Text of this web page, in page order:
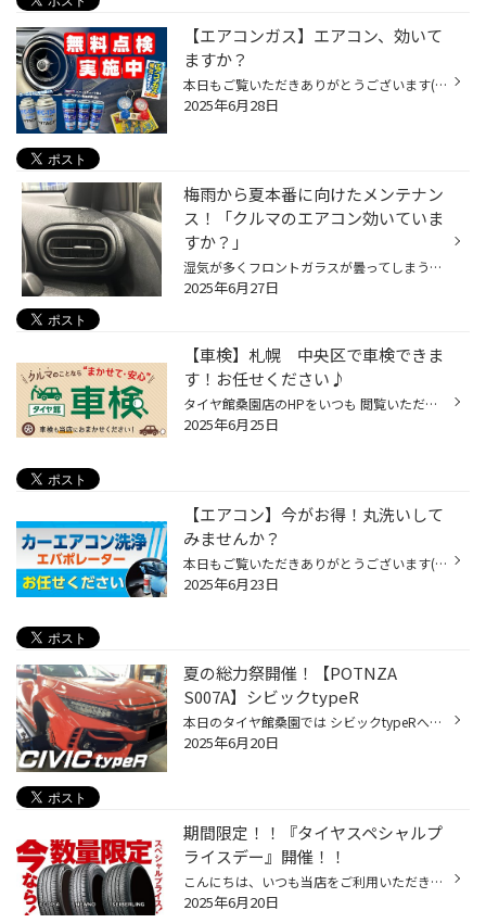
【エアコンガス】エアコン、効いて
ますか？
本日もご覧いただきありがとうございます(^^)/ 最近急に気温が高くなり、エアコンがなくてはならない存在に‥‥ お問い合わせが急上昇中のエアコンガス！ １日で６台のガス補充の作業を実施した日も！ 先日カーエアコン（エバポレーター）洗浄の記事を投稿しましたが 久しぶりに使うエアコンの嫌な臭...
2025年6月28日
梅雨から夏本番に向けたメンテナン
ス！「クルマのエアコン効いていま
すか？」
湿気が多くフロントガラスが曇ってしまう梅雨時期、 また、気温が高く暑い日も増え、夏はもうすぐそこです！ 少しずつ、クルマのエアコンをつける機会も増えてきていると思いますので、 是非、夏本番を迎える前におクルマのエアコンのメンテナンスをおススメします！ 【より快適に♪今がおススメ！カ...
2025年6月27日
【車検】札幌 中央区で車検できま
す！お任せください♪
タイヤ館桑園店のHPをいつも 閲覧いただきありがとうございます！ 今年の車検どうしよう？ 車検どうしようかな？ どこで受ければいいかな？ 何がいるんだろう？ お悩みの方多いと思います 『タイヤ館に全てお任せ下さい！』 タイヤ館では車検にお悩みの方に 事前にお車を点検させていただき その場...
2025年6月25日
【エアコン】今がお得！丸洗いして
みませんか？
本日もご覧いただきありがとうございます(^^)/ ここ数日で気温も一気に高くなり エアコンを使ったタイミングで気になる嫌な臭い‥‥ 芳香剤などではごまかしきれない ニオイの原因は蓄積されたカビや菌の繁殖が原因かも‥‥？！ 実は洗浄できちゃうんです♪ カーエアコンをつけた時の「イヤ～なニオイ」 ...
2025年6月23日
夏の総力祭開催！【POTNZA
S007A】シビックtypeR
本日のタイヤ館桑園では シビックtypeRへポテンザS007A装着からスタート！！！ 迫力のあるシビックtype！ 赤いブレンボのキャリパーもボディと合ってカッコいいですね！ タイヤはポテンザS007A 245/30R20 正直、組替作業はかなり至難の技ですが 当店、ベテランスタッフ達がサクッと組替てましたよ！...
2025年6月20日
期間限定！！『タイヤスペシャルプ
ライスデー』開催！！
こんにちは、いつも当店をご利用いただきましてありがとうございます。 本日より、コクピット・タイヤ館におきまして、 期間限定！ サイズ限定！！ 数量限定！！！ お得にお買い求めいただける、「タイヤスペシャルプライスデー」がスタートします！ お得なタイヤのご紹介！！ ワゴンR、N-BOX、タン...
2025年6月20日